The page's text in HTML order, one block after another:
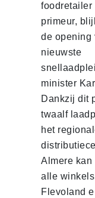
foodretailer
primeur,
de opening
nieuwste
minister
Dankzij dit
twaalf
het
Almere
alle
Flevoland